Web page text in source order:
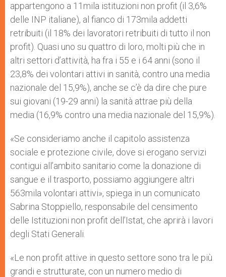
appartengono a 11mila istituzioni non profit (il 3,6%
delle INP italiane), al fianco di 173mila addetti
retribuiti (il 18% dei lavoratori retribuiti di tutto il non
profit). Quasi uno su quattro di loro, molti più che in
altri settori d’attività, ha fra i 55 e i 64 anni (sono il
23,8% dei volontari attivi in sanità, contro una media
nazionale del 15,9%), anche se c’è da dire che pure
sui giovani (19-29 anni) la sanità attrae più della
media (16,9% contro una media nazionale del 15,9%).
«Se consideriamo anche il capitolo assistenza
sociale e protezione civile, dove si erogano servizi
contigui all’ambito sanitario come la donazione di
sangue e il trasporto, possiamo aggiungere altri
563mila volontari attivi», spiega in un comunicato
Sabrina Stoppiello, responsabile del censimento
delle Istituzioni non profit dell’Istat, che aprirà i lavori
degli Stati Generali.
«Le non profit attive in questo settore sono tra le più
grandi e strutturate, con un numero medio di